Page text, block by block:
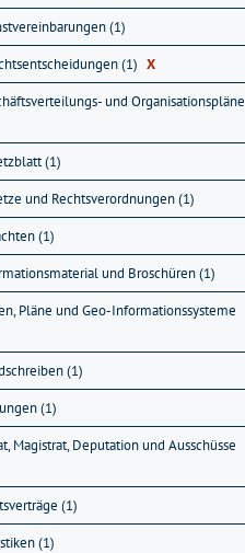
(1)
(1) X
und Organisationspläne
(1)
und Rechtsverordnungen (1)
(1)
und Broschüren (1)
Pläne und Geo-Informationssysteme
(1)
(1)
Magistrat, Deputation und Ausschüsse
(1)
(1)